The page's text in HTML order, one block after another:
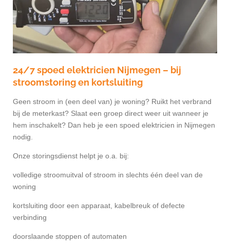
24/7 spoed elektricien Nijmegen – bij
stroomstoring en kortsluiting
Geen stroom in (een deel van) je woning? Ruikt het verbrand
bij de meterkast? Slaat een groep direct weer uit wanneer je
hem inschakelt? Dan heb je een spoed elektricien in Nijmegen
nodig.
Onze storingsdienst helpt je o.a. bij:
volledige stroomuitval of stroom in slechts één deel van de
woning
kortsluiting door een apparaat, kabelbreuk of defecte
verbinding
doorslaande stoppen of automaten